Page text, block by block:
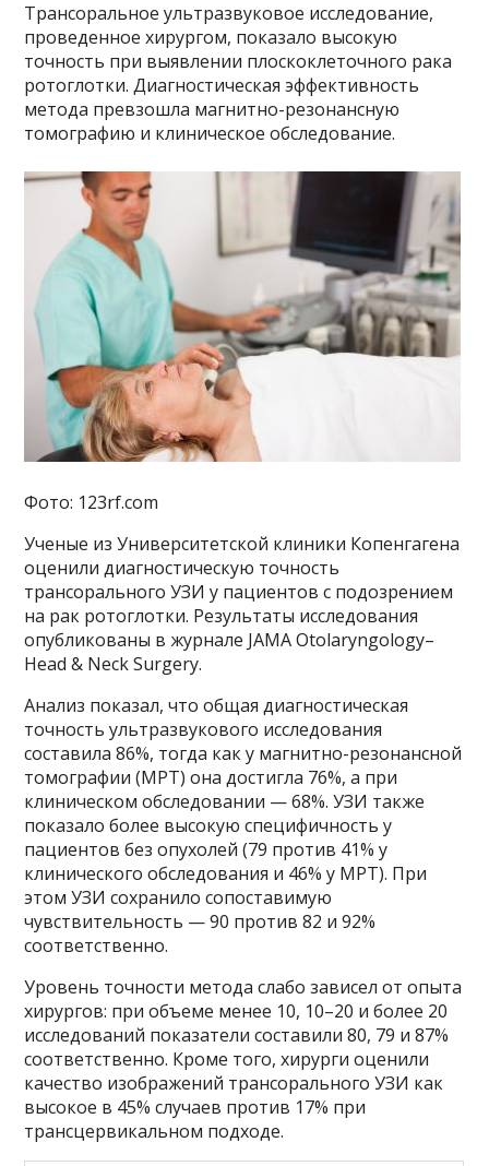
Трансоральное ультразвуковое исследование,
проведенное хирургом, показало высокую
точность при выявлении плоскоклеточного рака
ротоглотки. Диагностическая эффективность
метода превзошла магнитно-резонансную
томографию и клиническое обследование.
Фото: 123rf.com
Ученые из Университетской клиники Копенгагена
оценили диагностическую точность
трансорального УЗИ у пациентов с подозрением
на рак ротоглотки. Результаты исследования
опубликованы в журнале JAMA Otolaryngology–
Head & Neck Surgery.
Анализ показал, что общая диагностическая
точность ультразвукового исследования
составила 86%, тогда как у магнитно-резонансной
томографии (МРТ) она достигла 76%, а при
клиническом обследовании — 68%. УЗИ также
показало более высокую специфичность у
пациентов без опухолей (79 против 41% у
клинического обследования и 46% у МРТ). При
этом УЗИ сохранило сопоставимую
чувствительность — 90 против 82 и 92%
соответственно.
Уровень точности метода слабо зависел от опыта
хирургов: при объеме менее 10, 10–20 и более 20
исследований показатели составили 80, 79 и 87%
соответственно. Кроме того, хирурги оценили
качество изображений трансорального УЗИ как
высокое в 45% случаев против 17% при
трансцервикальном подходе.